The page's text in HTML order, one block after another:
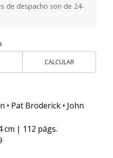
de despacho son de 24-
CALCULAR
• Pat Broderick • John
cm | 112 págs.